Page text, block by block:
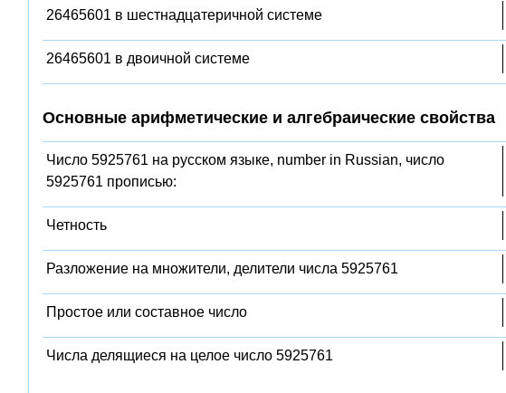
26465601 в шестнадцатеричной системе
26465601 в двоичной системе
Основные арифметические и алгебраические свойства
Число 5925761 на русском языке, number in Russian, число
5925761 прописью:
Четность
Разложение на множители, делители числа 5925761
Простое или составное число
Числа делящиеся на целое число 5925761